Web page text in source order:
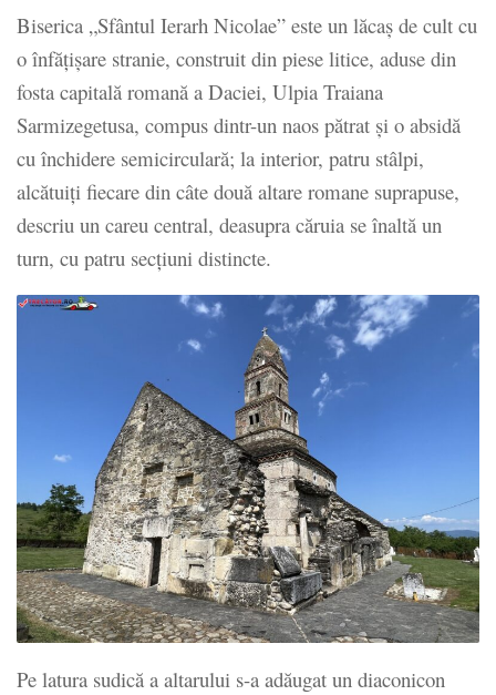
Biserica „Sfântul Ierarh Nicolae” este un lăcaș de cult cu
o înfățișare stranie, construit din piese litice, aduse din
fosta capitală romană a Daciei, Ulpia Traiana
Sarmizegetusa, compus dintr-un naos pătrat și o absidă
cu închidere semicirculară; la interior, patru stâlpi,
alcătuiți fiecare din câte două altare romane suprapuse,
descriu un careu central, deasupra căruia se înaltă un
turn, cu patru secțiuni distincte.
Pe latura sudică a altarului s-a adăugat un diaconicon